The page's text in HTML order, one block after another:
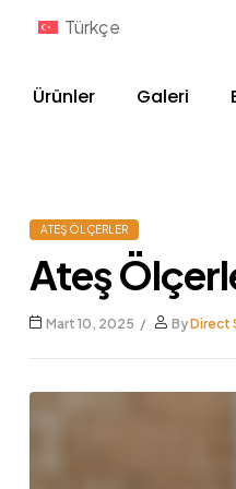
Türkçe
Ürünler Galeri
ATEŞ ÖLÇERLER
Ateş
Mart 10, 2025 ByDirect